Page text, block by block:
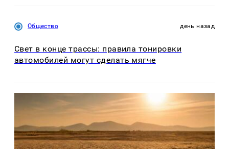
Общество день назад
Свет в конце трассы: правила тонировки
автомобилей могут сделать мягче